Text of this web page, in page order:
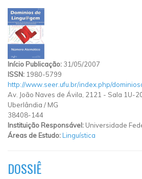
Início Publicação: 31/05/2007
ISSN: 1980-5799
http://www.seer.ufu.br/index.php/
Av. João Naves de Ávila, 2121 - Sala 1U-
Uberlândia / MG
38408-144
Instituição Responsável: Universidade
Áreas de Estudo:Linguística
DOSSIÊ